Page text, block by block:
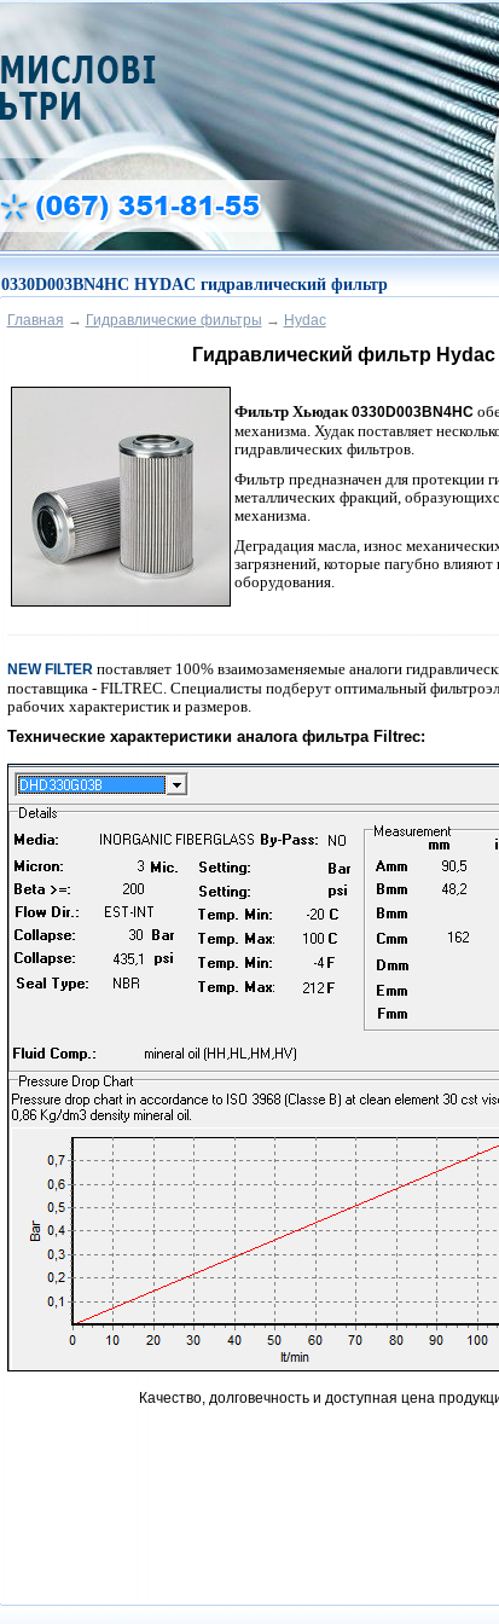
0330D003BN4HC HYDAC гидравлический фильтр
Главная → Гидравлические фильтры → Hydac
Гидравлический фильтр Hydac
Фильтр Хьюдак 0330D003BN4HC
механизма. Худак поставляет
гидравлических фильтров.
Фильтр предназначен для протекции
металлических фракций,
механизма.
Деградация масла, износ
загрязнений, которые пагубно
оборудования.
NEW FILTER поставляет 100% взаимозаменяемые аналоги
поставщика - FILTREC. Специалисты подберут оптимальный
рабочих характеристик и размеров.
Технические характеристики аналога фильтра Filtrec:
Качество, долговечность и доступная цена